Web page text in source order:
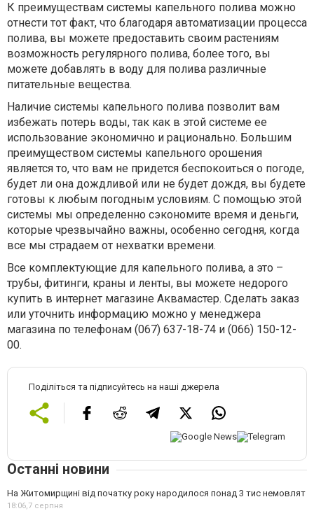
К преимуществам системы капельного полива можно
отнести тот факт, что благодаря автоматизации процесса
полива, вы можете предоставить своим растениям
возможность регулярного полива, более того, вы
можете добавлять в воду для полива различные
питательные вещества.
Наличие системы капельного полива позволит вам
избежать потерь воды, так как в этой системе ее
использование экономично и рационально. Большим
преимуществом системы капельного орошения
является то, что вам не придется беспокоиться о погоде,
будет ли она дождливой или не будет дождя, вы будете
готовы к любым погодным условиям. С помощью этой
системы мы определенно сэкономите время и деньги,
которые чрезвычайно важны, особенно сегодня, когда
все мы страдаем от нехватки времени.
Все комплектующие для капельного полива, а это –
трубы, фитинги, краны и ленты, вы можете недорого
купить в интернет магазине Аквамастер. Сделать заказ
или уточнить информацию можно у менеджера
магазина по телефонам (067) 637-18-74 и (066) 150-12-
00.
Поділіться та підписуйтесь на наші джерела
Останні новини
На Житомирщині від початку року народилося понад 3 тис немовлят
18:06, 7 серпня